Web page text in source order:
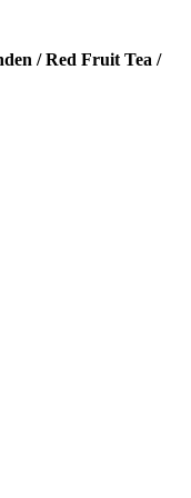
/ Red Fruit Tea /